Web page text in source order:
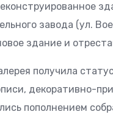
завода (ул.
здание и
получила
декоративно-
пополнением